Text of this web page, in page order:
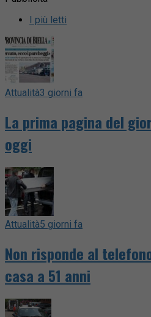
I più letti
Attualità3 giorni fa
La prima pagina del
oggi
Attualità5 giorni fa
Non risponde al
casa a 51 anni